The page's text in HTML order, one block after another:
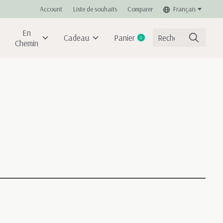
Account Liste de souhaits Comparer Français
En
Chemin
Cadeau Panier 0items